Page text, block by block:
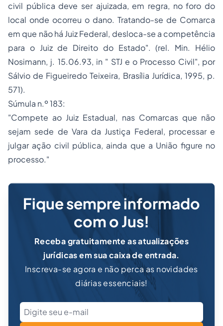
civil pública deve ser ajuizada, em regra, no foro do
local onde ocorreu o dano. Tratando-se de Comarca
em que não há Juiz Federal, desloca-se a competência
para o Juiz de Direito do Estado". (rel. Min. Hélio
Nosimann, j. 15.06.93, in " STJ e o Processo Civil", por
Sálvio de Figueiredo Teixeira, Brasília Jurídica, 1995, p.
571).
Súmula n.º 183:
"Compete ao Juiz Estadual, nas Comarcas que não
sejam sede de Vara da Justiça Federal, processar e
julgar ação civil pública, ainda que a União figure no
processo."
Fique sempre informado
com o Jus!
Receba gratuitamente as atualizações
jurídicas em sua caixa de entrada.
Inscreva-se agora e não perca as novidades
diárias essenciais!